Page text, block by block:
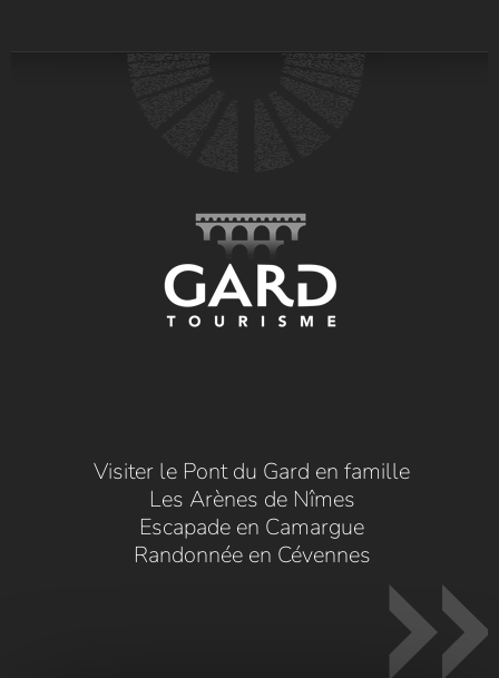
Visiter le Pont du Gard en famille
Les Arènes de Nîmes
Escapade en Camargue
Randonnée en Cévennes